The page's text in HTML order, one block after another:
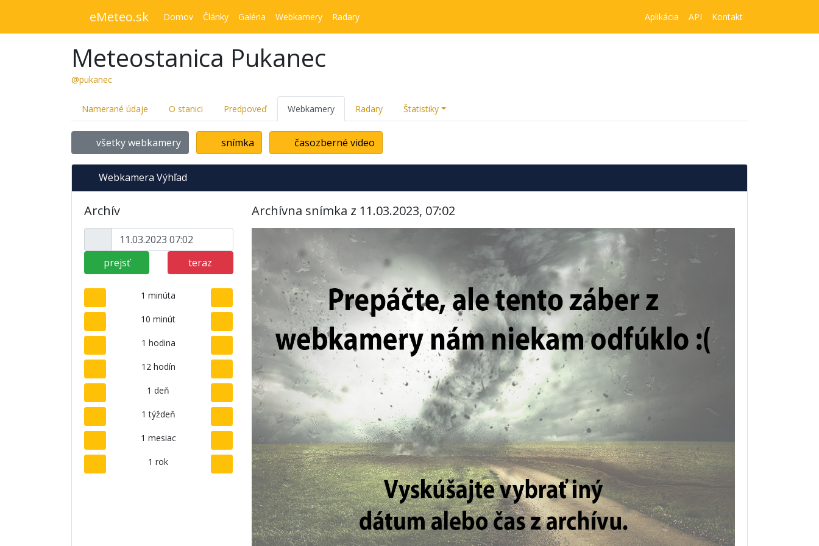
eMeteo.sk Domov Články Galéria Webkamery Radary Aplikácia API Kontakt
Meteostanica Pukanec
@pukanec
Namerané údaje O stanici Predpoveď Webkamery Radary Štatistiky
všetky webkamery snímka časozberné video
Webkamera Výhľad
Archív
prejsť teraz
1 minúta
10 minút
1 hodina
12 hodín
1 deň
1 týždeň
1 mesiac
1 rok
Archívna snímka z 11.03.2023, 07:02